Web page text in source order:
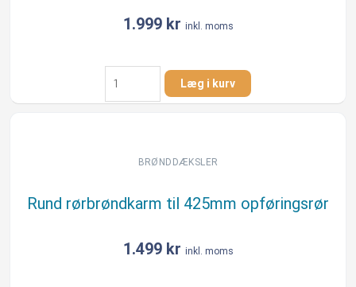
1.999 kr inkl. moms
Brøndkarm
og
rist
antal
Læg i kurv
BRØNDDÆKSLER
Rund rørbrøndkarm til 425mm opføringsrør
1.499 kr inkl. moms